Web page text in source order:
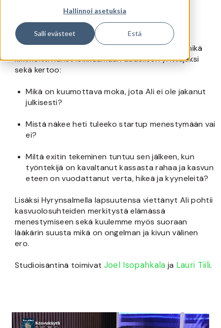
Hallinnoi asetuksia
Salli evästeet Estä
kasvuvauhtiin. Miten he onnistuivat siinä?
Tässä jaksossa Ali paljastaa enkelisijoittajan
näkökulmasta startupien yleisimpiä ongelmia, mikä
kimmoitti hänet loikkaamaan uudelleen yrittäjäksi
sekä kertoo:
Mikä on kuumottava moka, jota Ali ei ole jakanut
julkisesti?
Mistä näkee heti tuleeko startup menestymään vai
ei?
Miltä exitin tekeminen tuntuu sen jälkeen, kun
työntekijä on kavaltanut kassasta rahaa ja kasvun
eteen on vuodattanut verta, hikeä ja kyyneleitä?
Lisäksi Hyrynsalmella lapsuutensa viettänyt Ali pohtii
kasvuolosuhteiden merkitystä elämässä
menestymiseen sekä kuulemme myös suoraan
lääkärin suusta mikä on ongelman ja kivun välinen
ero.
Studioisäntinä toimivat Joel Isopahkala ja Lauri Tiili.